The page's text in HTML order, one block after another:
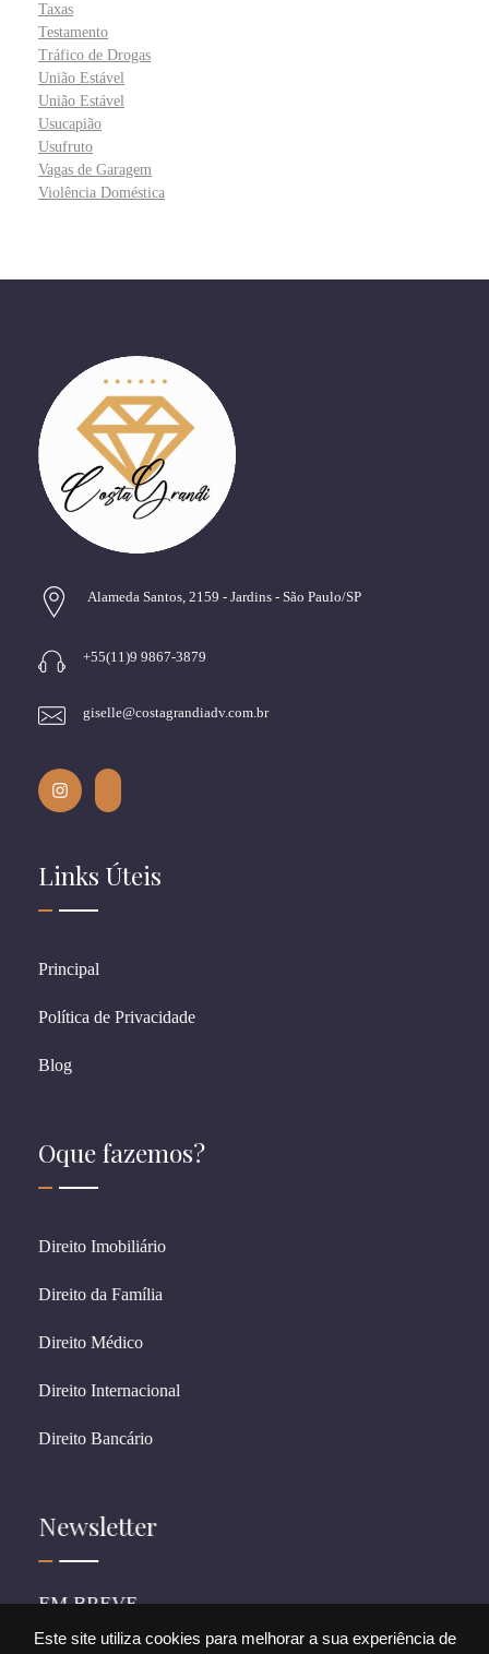
Este site utiliza cookies para melhorar a sua experiência de
Taxas
Testamento
Tráfico de Drogas
União Estável
União Estável
Usucapião
Usufruto
Vagas de Garagem
Violência Doméstica
Alameda Santos, 2159 - Jardins - São Paulo/SP
+55(11)9 9867-3879
giselle@costagrandiadv.com.br
Links Úteis
Principal
Política de Privacidade
Blog
Oque fazemos?
Direito Imobiliário
Direito da Família
Direito Médico
Direito Internacional
Direito Bancário
Newsletter
EM BREVE